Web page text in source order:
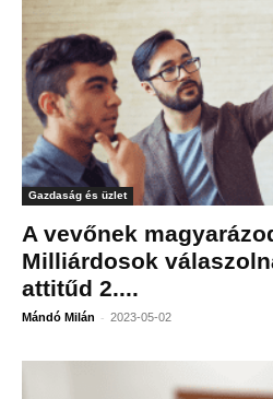
Gazdaság és üzlet
A vevőnek
Milliárdosok
attitűd 2....
Mándó Milán - 2023-05-02